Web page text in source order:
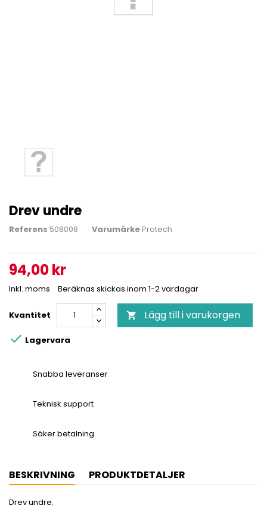
Drev undre
Referens 508008 Varumärke Protech
94,00 kr
Inkl. moms Beräknas skickas inom 1-2 vardagar
Kvantitet  Lägg till i varukorgen
 Lagervara
Snabba leveranser
Teknisk support
Säker betalning
BESKRIVNING PRODUKTDETALJER
Drev undre.